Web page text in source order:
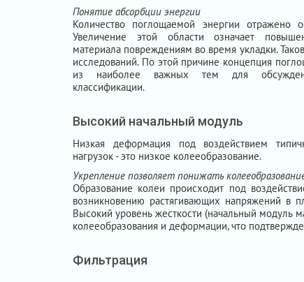
Понятие абсорбции энергии
Количество поглощаемой энергии отражено
Увеличение этой области означает
материала повреждениям во время укладки.
исследований. По этой причине концепция
из наиболее важных тем для
классификации.
Высокий начальный модуль
Низкая деформация под воздействием
нагрузок - это низкое колееобразование.
Укрепление позволяет понижать
Образование колеи происходит под
возникновению растягивающих напряжений в
Высокий уровень жесткости (начальный модуль
колееобразования и деформации, что
Фильтрация